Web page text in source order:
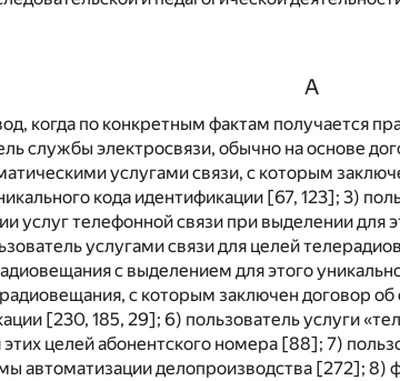
А
когда по конкретным фактам получается
службы электросвязи, обычно на основе
услугами связи, с которым
кода идентификации [67, 123]; 3)
услуг телефонной связи при выделении для
услугами связи для целей
с выделением для этого
с которым заключен договор об
[230, 185, 29]; 6) пользователь услуги
целей абонентского номера [88]; 7)
автоматизации делопроизводства [272]; 8)